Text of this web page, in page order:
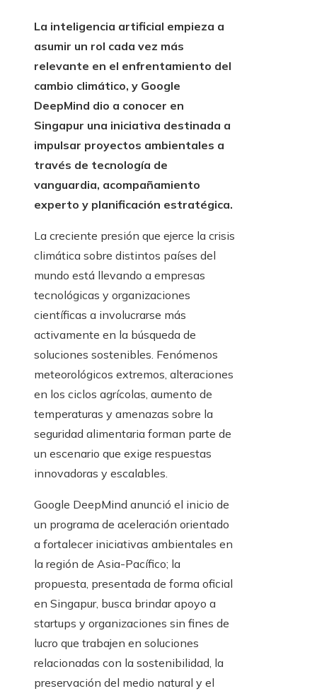
La inteligencia artificial empieza a
asumir un rol cada vez más
relevante en el enfrentamiento del
cambio climático, y Google
DeepMind dio a conocer en
Singapur una iniciativa destinada a
impulsar proyectos ambientales a
través de tecnología de
vanguardia, acompañamiento
experto y planificación estratégica.
La creciente presión que ejerce la crisis
climática sobre distintos países del
mundo está llevando a empresas
tecnológicas y organizaciones
científicas a involucrarse más
activamente en la búsqueda de
soluciones sostenibles. Fenómenos
meteorológicos extremos, alteraciones
en los ciclos agrícolas, aumento de
temperaturas y amenazas sobre la
seguridad alimentaria forman parte de
un escenario que exige respuestas
innovadoras y escalables.
Google DeepMind anunció el inicio de
un programa de aceleración orientado
a fortalecer iniciativas ambientales en
la región de Asia-Pacífico; la
propuesta, presentada de forma oficial
en Singapur, busca brindar apoyo a
startups y organizaciones sin fines de
lucro que trabajen en soluciones
relacionadas con la sostenibilidad, la
preservación del medio natural y el